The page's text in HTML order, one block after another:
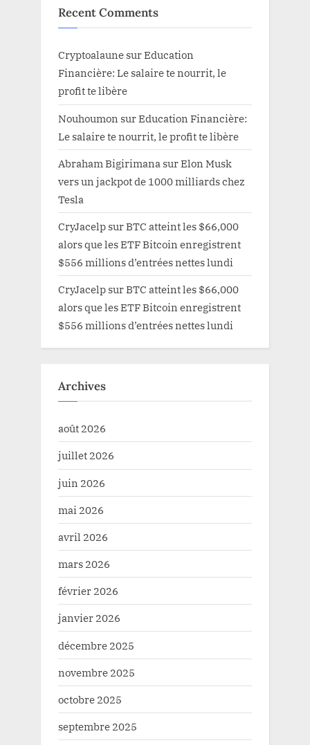
Recent Comments
Cryptoalaune surEducation
Financière: Le salaire te nourrit, le
profit te libère
Nouhoumon surEducation Financière:
Le salaire te nourrit, le profit te libère
Abraham Bigirimana surElon Musk
vers un jackpot de 1000 milliards chez
Tesla
CryJacelp surBTC atteint les $66,000
alors que les ETF Bitcoin enregistrent
$556 millions d’entrées nettes lundi
CryJacelp surBTC atteint les $66,000
alors que les ETF Bitcoin enregistrent
$556 millions d’entrées nettes lundi
Archives
août 2026
juillet 2026
juin 2026
mai 2026
avril 2026
mars 2026
février 2026
janvier 2026
décembre 2025
novembre 2025
octobre 2025
septembre 2025